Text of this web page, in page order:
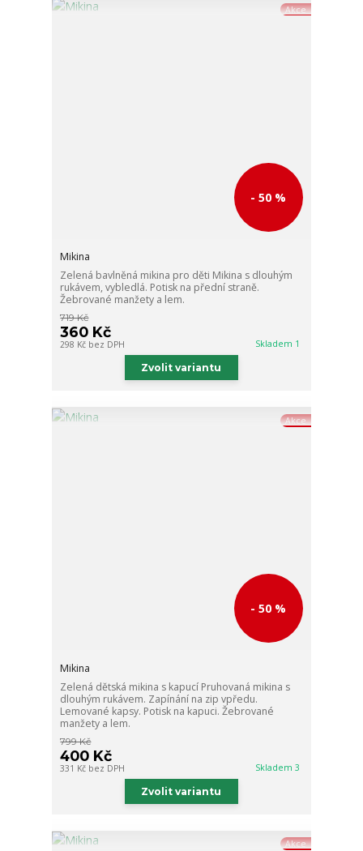
Akce
- 50 %
Mikina
Zelená bavlněná mikina pro děti Mikina s dlouhým
rukávem, vybledlá. Potisk na přední straně.
Žebrované manžety a lem.
719 Kč
360 Kč
298 Kč bez DPH Skladem 1
Zvolit variantu
Akce
- 50 %
Mikina
Zelená dětská mikina s kapucí Pruhovaná mikina s
dlouhým rukávem. Zapínání na zip vpředu.
Lemované kapsy. Potisk na kapuci. Žebrované
manžety a lem.
799 Kč
400 Kč
331 Kč bez DPH Skladem 3
Zvolit variantu
Akce